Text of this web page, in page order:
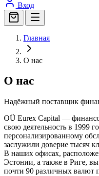
Вход
Главная
О нас
О нас
Надёжный поставщик
OÜ Eurex Capital —
свою деятельность в 1999
персонализированному
заслужили доверие тысяч
В наших офисах,
Эстонии, а также в Риге,
почти 90 различных валют